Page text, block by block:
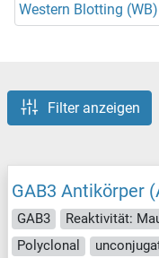
Western Blotting (WB)
Filter anzeigen
GAB3 Antikörper
GAB3 Reaktivität:
Polyclonal